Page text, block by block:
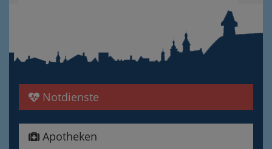
Notdienste
Apotheken